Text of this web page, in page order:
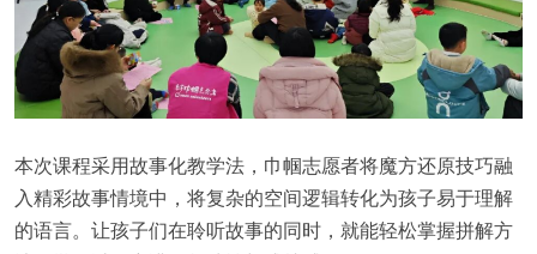
本次课程采用故事化教学法，巾帼志愿者将魔方还原技巧融
入精彩故事情境中，将复杂的空间逻辑转化为孩子易于理解
的语言。让孩子们在聆听故事的同时，就能轻松掌握拼解方